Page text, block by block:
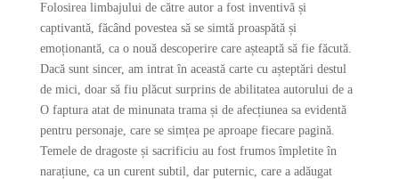
Folosirea limbajului de către autor a fost inventivă și
captivantă, făcând povestea să se simtă proaspătă și
emoționantă, ca o nouă descoperire care așteaptă să fie făcută.
Dacă sunt sincer, am intrat în această carte cu așteptări destul
de mici, doar să fiu plăcut surprins de abilitatea autorului de a
O faptura atat de minunata trama și de afecțiunea sa evidentă
pentru personaje, care se simțea pe aproape fiecare pagină.
Temele de dragoste și sacrificiu au fost frumos împletite în
narațiune, ca un curent subtil, dar puternic, care a adăugat